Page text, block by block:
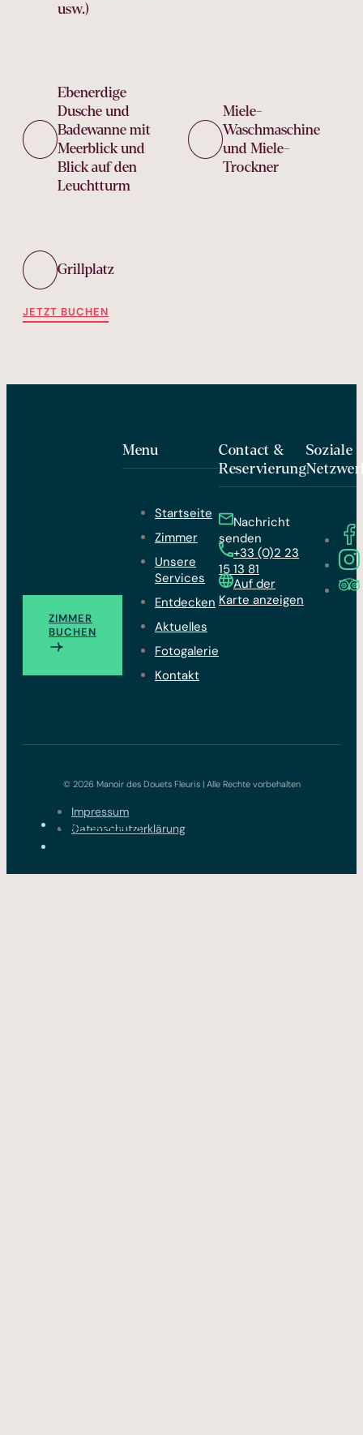
Impressum
usw.)
Ebenerdige
Dusche und
Badewanne mit
Meerblick und
Blick auf den
Leuchtturm
Miele-
Waschmaschine
und Miele-
Trockner
Grillplatz
JETZT BUCHEN
ZIMMER
BUCHEN
Menu
Startseite
Zimmer
Unsere
Services
Entdecken
Aktuelles
Fotogalerie
Kontakt
Contact &
Reservierung
Nachricht
senden
+33 (0)2 23
15 13 81
Auf der
Karte anzeigen
Soziale
© 2026 Manoir des Douets Fleuris | Alle Rechte vorbehalten
Impressum
Datenschutzerklärung